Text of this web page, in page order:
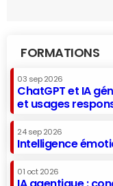
FORMATIONS
03 sep 2026
ChatGPT et IA
et usages
24 sep 2026
Intelligence
01 oct 2026
IA agentique :